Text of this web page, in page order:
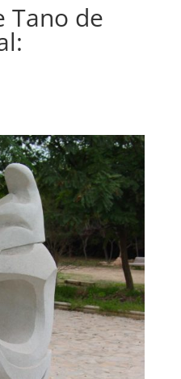
Tano de